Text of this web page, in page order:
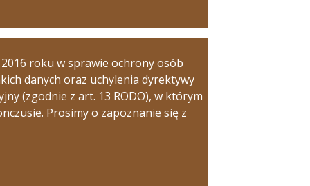
roku w sprawie ochrony osób
danych oraz uchylenia dyrektywy
(zgodnie z art. 13 RODO), w którym
Prosimy o zapoznanie się z